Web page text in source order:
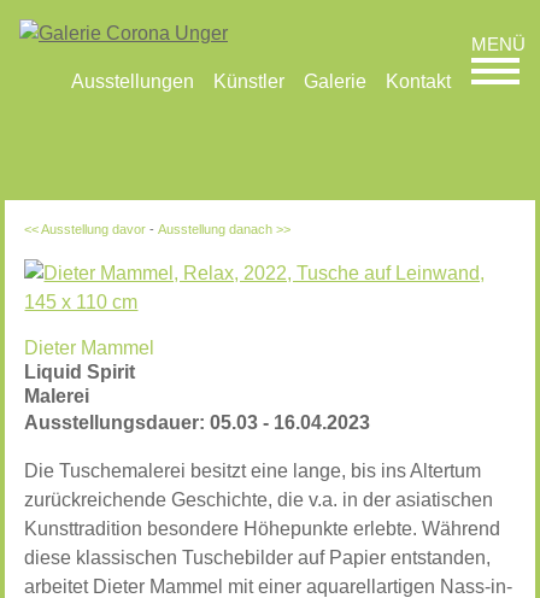
Ausstellungen Künstler Galerie Kontakt
<< Ausstellung davor -Ausstellung danach >>
Dieter Mammel
Liquid Spirit
Malerei
Ausstellungsdauer: 05.03 - 16.04.2023
Die Tuschemalerei besitzt eine lange, bis ins Altertum
zurückreichende Geschichte, die v.a. in der asiatischen
Kunsttradition besondere Höhepunkte erlebte. Während
diese klassischen Tuschebilder auf Papier entstanden,
arbeitet Dieter Mammel mit einer aquarellartigen Nass-in-